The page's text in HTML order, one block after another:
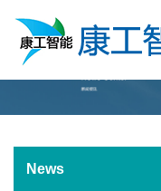
News